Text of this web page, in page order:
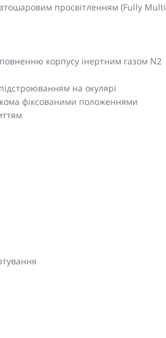
просвітленням (Fully Multi
корпусу інертним газом N2
на окулярі
фіксованими положеннями